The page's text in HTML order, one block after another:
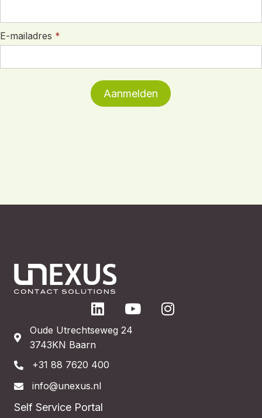
E-mailadres *
Oude Utrechtseweg 24
3743KN Baarn
+31 88 7620 400
info@unexus.nl
Self Service Portal